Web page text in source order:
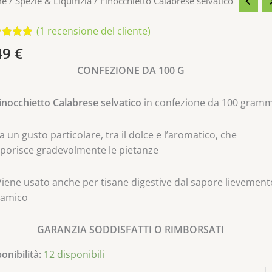
su
(1 recensione del cliente)
€
CONFEZIONE DA 100 G
Calabrese selvatico in confezione da 100
un gusto particolare, tra il dolce e l’aromatico, che
gradevolmente le pietanze
usato anche per tisane digestive dal sapore
GARANZIA SODDISFATTI O RIMBORSATI
12 disponibili